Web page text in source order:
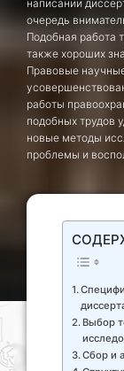
написании
очередь
Подобная работа
также хороших
Правовые
работы
подобных трудов
новые методы
проблемы и
Выбор
Сбор и